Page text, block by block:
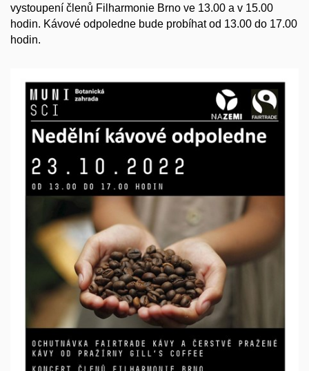
vystoupení členů Filharmonie Brno ve 13.00 a v 15.00
hodin. Kávové odpoledne bude probíhat od 13.00 do 17.00
hodin.